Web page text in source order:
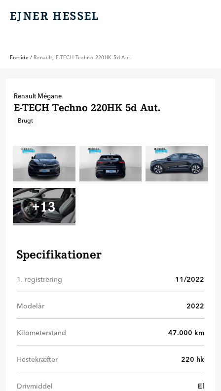
EJNER HESSEL
EJNER HESSEL
Forside / Renault, E-TECH Techno 220HK 5d Aut.
Renault Mégane
E-TECH Techno 220HK 5d Aut.
Brugt
+13
Specifikationer
1. registrering 11/2022
Modelår 2022
Kilometerstand 47.000 km
Hestekræfter 220 hk
Drivmiddel El